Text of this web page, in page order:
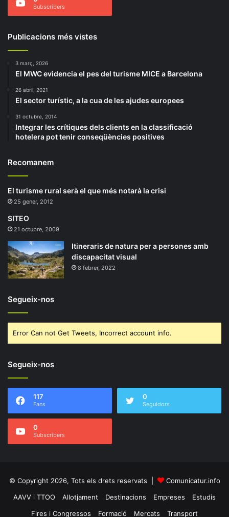
Subscribers
Publicacions més vistes
3 març, 2026
El MWC evidencia el pes del turisme MICE a Barcelona
26 abril, 2021
El sector turístic, a la cua de les ajudes europees
31 octubre, 2014
Integrar les crítiques dels clients en la classificació
hotelera pot tenir conseqüències positives
Recomanem
El turisme rural serà el que més notarà la crisi
25 gener, 2012
SITEO
21 octubre, 2009
Itineraris de natura per a persones amb
discapacitat visual
8 febrer, 2022
Segueix-nos
Error Can not Get Tweets, Incorrect account info.
Segueix-nos
117
Fans
0
Seguidors
0
Subscribers
© Copyright 2026, Tots els drets reservats |
Comunicatur.info
AAVV i TTOO
Allotjament Destinacions Empreses
Estudis
Fires i Congressos
Formació Mercats Transport